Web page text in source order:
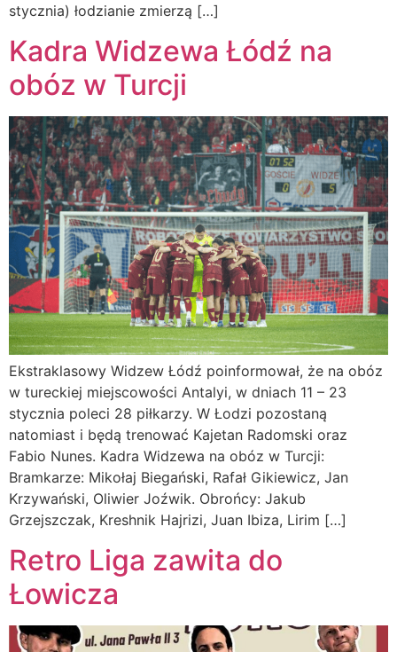
stycznia) łodzianie zmierzą […]
Kadra Widzewa Łódź na
obóz w Turcji
Ekstraklasowy Widzew Łódź poinformował, że na obóz
w tureckiej miejscowości Antalyi, w dniach 11 – 23
stycznia poleci 28 piłkarzy. W Łodzi pozostaną
natomiast i będą trenować Kajetan Radomski oraz
Fabio Nunes. Kadra Widzewa na obóz w Turcji:
Bramkarze: Mikołaj Biegański, Rafał Gikiewicz, Jan
Krzywański, Oliwier Joźwik. Obrońcy: Jakub
Grzejszczak, Kreshnik Hajrizi, Juan Ibiza, Lirim […]
Retro Liga zawita do
Łowicza